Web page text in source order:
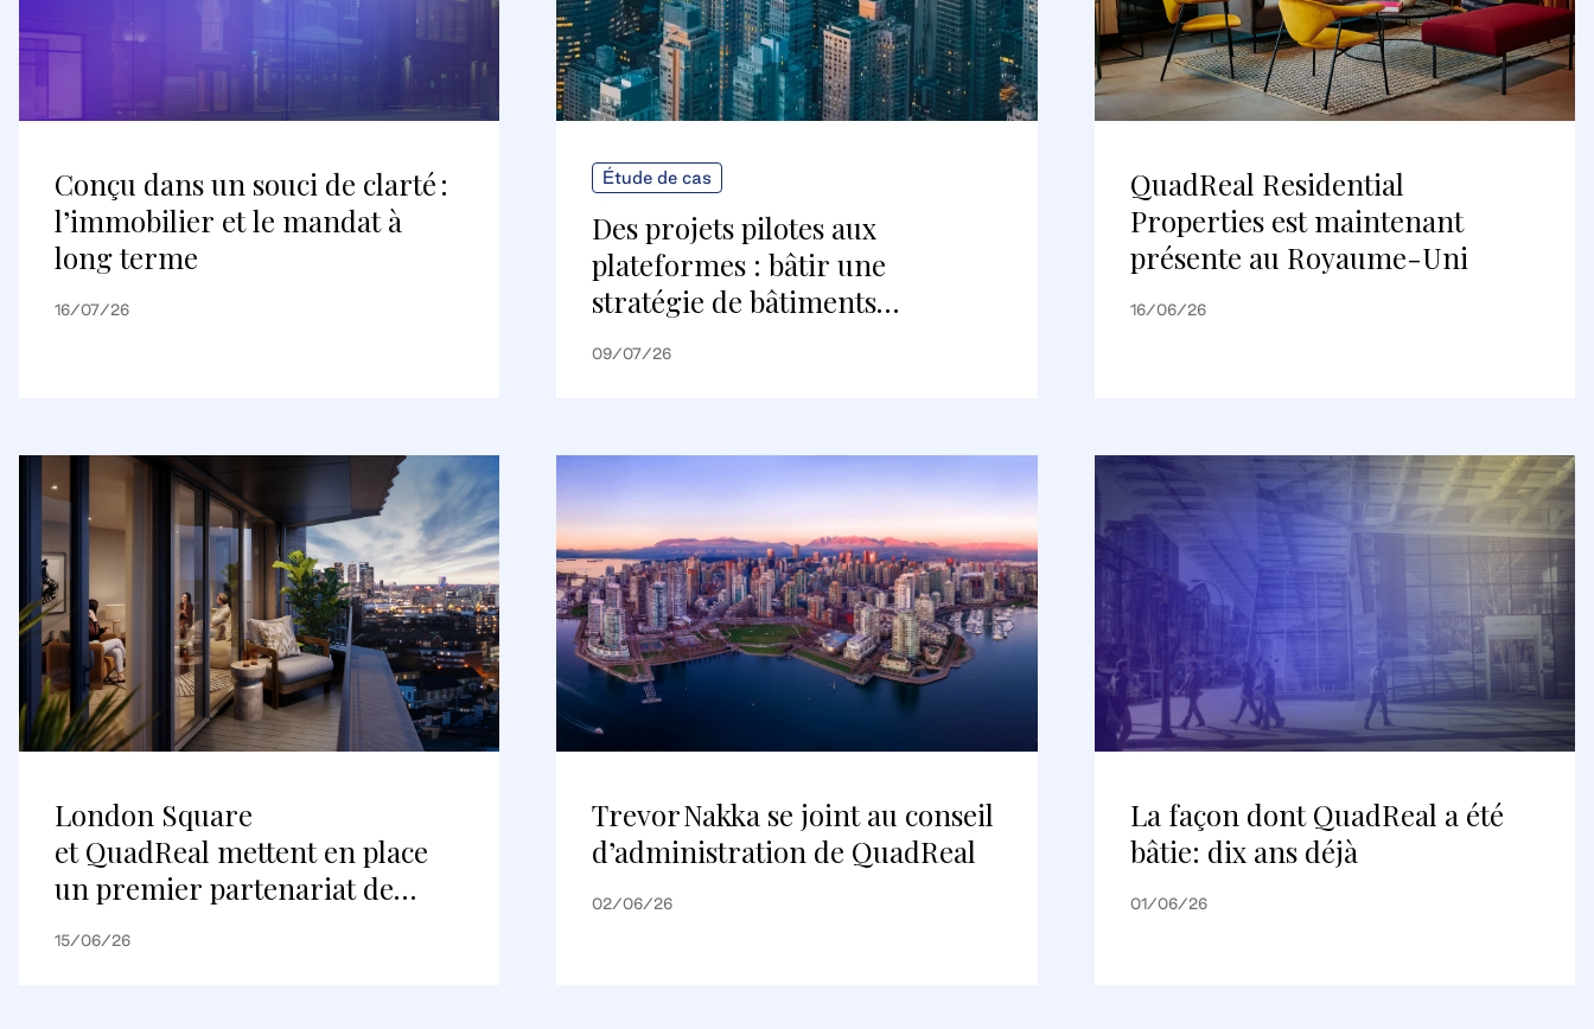
Conçu dans un souci de clarté :
l’immobilier et le mandat à
long terme
16/07/26
Étude de cas
Des projets pilotes aux
plateformes : bâtir une
stratégie de bâtiments
numériques évolutive
09/07/26
QuadReal Residential
Properties est maintenant
présente au Royaume-Uni
16/06/26
London Square
et QuadReal mettent en place
un premier partenariat de
logements construits pour être
15/06/26
Trevor Nakka se joint au conseil
d’administration de QuadReal
02/06/26
La façon dont QuadReal a été
bâtie: dix ans déjà
01/06/26